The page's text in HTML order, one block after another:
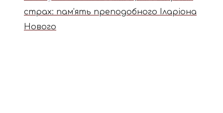
страх: пам’ять преподобного Іларіона
Нового